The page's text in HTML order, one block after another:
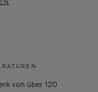
von über 120